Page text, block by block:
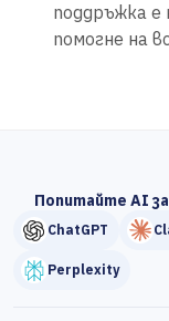
поддръжка е
помогне на
Попитайте AI
ChatGPT
Perplexity